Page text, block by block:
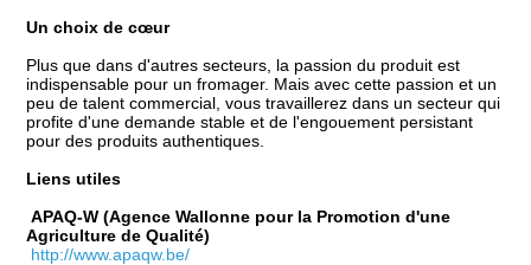
Un choix de cœur
Plus que dans d'autres secteurs, la passion du produit est
indispensable pour un fromager. Mais avec cette passion et un
peu de talent commercial, vous travaillerez dans un secteur qui
profite d'une demande stable et de l'engouement persistant
pour des produits authentiques.
Liens utiles
APAQ-W (Agence Wallonne pour la Promotion d'une
Agriculture de Qualité)
http://www.apaqw.be/